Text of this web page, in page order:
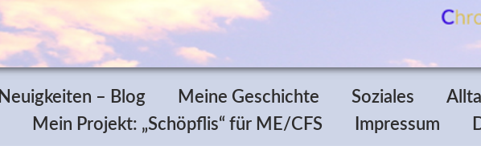
Neuigkeiten – Blog Meine Geschichte Soziales
Mein Projekt: „Schöpflis“ für ME/CFS
Impressum